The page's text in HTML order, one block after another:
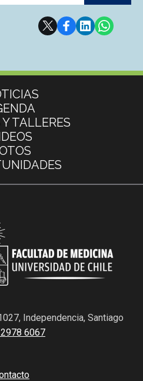
TALLERES
Independencia, Santiago
6067